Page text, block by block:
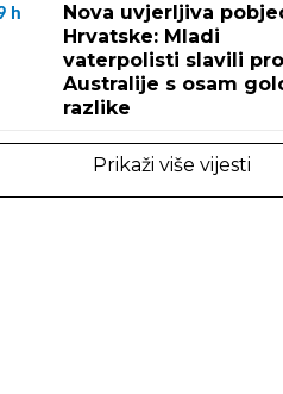
h
Nova uvjerljiva
Hrvatske: Mladi
vaterpolisti slavili
Australije s osam
razlike
Prikaži više vijesti